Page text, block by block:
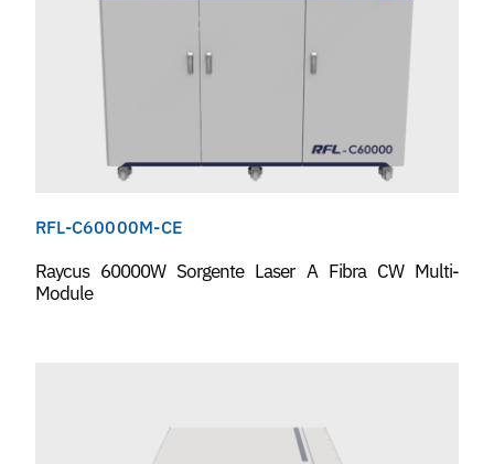
RFL-C60000M-CE
Raycus 60000W Sorgente Laser A Fibra CW Multi-
Module